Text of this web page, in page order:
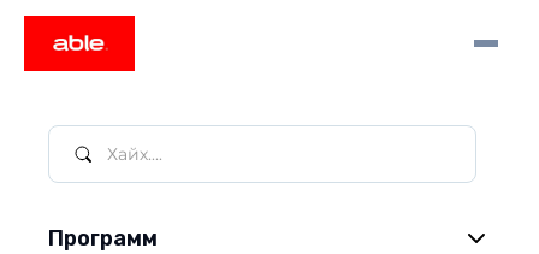
Программ